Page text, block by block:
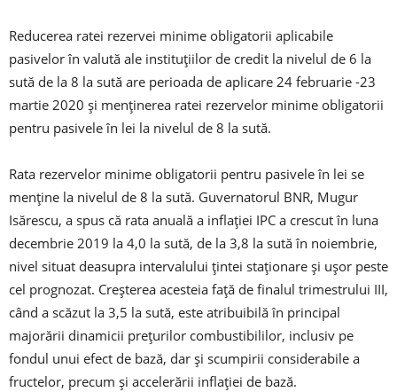
Reducerea ratei rezervei minime obligatorii aplicabile
pasivelor în valută ale instituţiilor de credit la nivelul de 6 la
sută de la 8 la sută are perioada de aplicare 24 februarie -23
martie 2020 şi menţinerea ratei rezervelor minime obligatorii
pentru pasivele în lei la nivelul de 8 la sută.
Rata rezervelor minime obligatorii pentru pasivele în lei se
menţine la nivelul de 8 la sută. Guvernatorul BNR, Mugur
Isărescu, a spus că rata anuală a inflaţiei IPC a crescut în luna
decembrie 2019 la 4,0 la sută, de la 3,8 la sută în noiembrie,
nivel situat deasupra intervalului ţintei staţionare şi uşor peste
cel prognozat. Creşterea acesteia faţă de finalul trimestrului III,
când a scăzut la 3,5 la sută, este atribuibilă în principal
majorării dinamicii preţurilor combustibililor, inclusiv pe
fondul unui efect de bază, dar şi scumpirii considerabile a
fructelor, precum şi accelerării inflaţiei de bază.